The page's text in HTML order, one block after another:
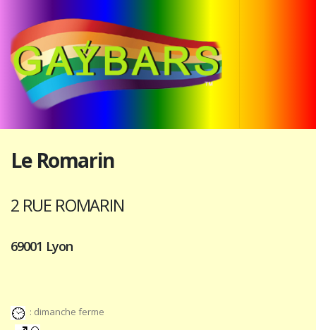
Le Romarin
2 RUE ROMARIN
69001 Lyon
: dimanche ferme